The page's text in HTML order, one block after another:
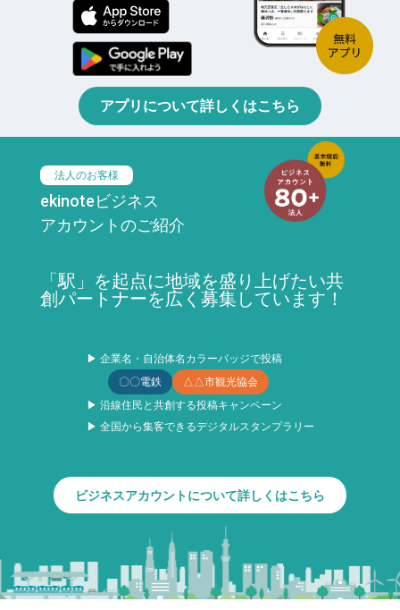
アプリについて詳しくはこちら
法人のお客様
ekinoteビジネス
アカウントのご紹介
「駅」を起点に地域を盛り上げたい共
創パートナーを広く募集しています！
▶ 企業名・自治体名カラーバッジで投稿
〇〇電鉄
△△市観光協会
▶ 沿線住民と共創する投稿キャンペーン
▶ 全国から集客できるデジタルスタンプラリー
ビジネスアカウントについて詳しくはこちら